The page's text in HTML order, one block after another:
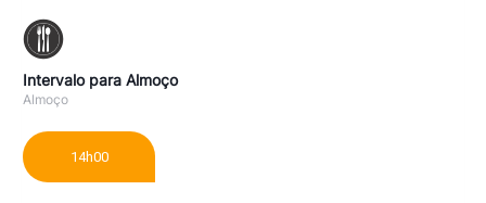
Intervalo para Almoço
Almoço
14h00